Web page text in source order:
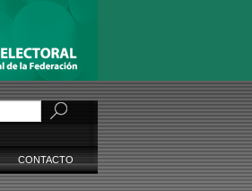
CONTACTO